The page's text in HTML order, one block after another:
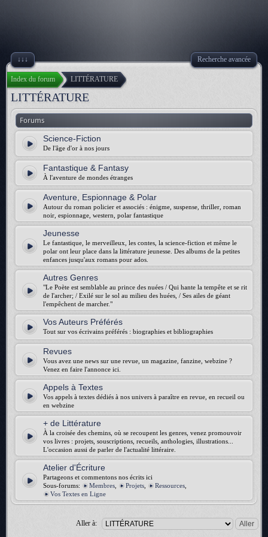
↓↓↓ Recherche avancée
Index du forum LITTÉRATURE
LITTÉRATURE
Forums
Science-Fiction
De l'âge d'or à nos jours
Fantastique & Fantasy
À l'aventure de mondes étranges
Aventure, Espionnage & Polar
Autour du roman policier et associés : énigme, suspense, thriller, roman
noir, espionnage, western, polar fantastique
Jeunesse
Le fantastique, le merveilleux, les contes, la science-fiction et même le
polar ont leur place dans la littérature jeunesse. Des albums de la petites
enfances jusqu'aux romans pour ados.
Autres Genres
"Le Poète est semblable au prince des nuées / Qui hante la tempête et se rit
de l'archer; / Exilé sur le sol au milieu des huées, / Ses ailes de géant
l'empêchent de marcher."
Vos Auteurs Préférés
Tout sur vos écrivains préférés : biographies et bibliographies
Revues
Vous avez une news sur une revue, un magazine, fanzine, webzine ?
Venez en faire l'annonce ici.
Appels à Textes
Vos appels à textes dédiés à nos univers à paraître en revue, en recueil ou
en webzine
+ de Littérature
À la croisée des chemins, où se recoupent les genres, venez promouvoir
vos livres : projets, souscriptions, recueils, anthologies, illustrations...
L'occasion aussi de parler de l'actualité littéraire.
Atelier d'Écriture
Partageons et commentons nos écrits ici
Sous-forums:
Membres Projets Ressources
Vos Textes en Ligne
Aller à: